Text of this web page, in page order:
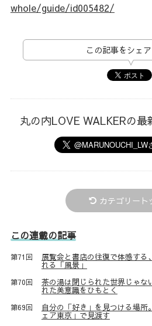
whole/guide/id005482/
この記事をシェ
丸の内LOVE WALKERの最
カテゴリート
この連載の記事
第71回 展覧会と書店の往復で体感する
れる「風景」
第70回 茶の湯は閉じられた世界じゃ
れた美意識をひもとく
第69回 自分の「好き」を見つける場所
ェア東京」で見渡す